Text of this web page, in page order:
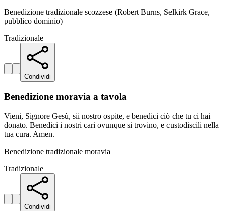
Benedizione tradizionale scozzese (Robert Burns, Selkirk Grace,
pubblico dominio)
Tradizionale
Condividi
Benedizione moravia a tavola
Vieni, Signore Gesù, sii nostro ospite, e benedici ciò che tu ci hai
donato. Benedici i nostri cari ovunque si trovino, e custodiscili nella
tua cura. Amen.
Benedizione tradizionale moravia
Tradizionale
Condividi